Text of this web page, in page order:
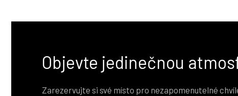
Objevte jedinečnou
Zarezervujte si své místo pro nezapomenutelné